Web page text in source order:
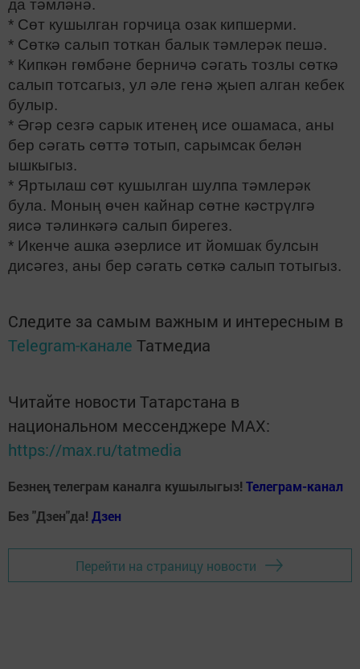
да тәмләнә.
* Сөт кушылган горчица озак кипшерми.
* Сөткә салып тоткан балык тәмлерәк пешә.
* Кипкән гөмбәне берничә сәгать тозлы сөткә
салып тотсагыз, ул әле генә җыеп алган кебек
булыр.
* Әгәр сезгә сарык итенең исе ошамаса, аны
бер сәгать сөттә тотып, сарымсак белән
ышкыгыз.
* Яртылаш сөт кушылган шулпа тәмлерәк
була. Моның өчен кайнар сөтне кәстрүлгә
яисә тәлинкәгә салып бирегез.
* Икенче ашка әзерлисе ит йомшак булсын
дисәгез, аны бер сәгать сөткә салып тотыгыз.
Следите за самым важным и интересным в
Telegram-канале Татмедиа
Читайте новости Татарстана в
национальном мессенджере MАХ:
https://max.ru/tatmedia
Безнең телеграм каналга кушылыгыз! Телеграм-канал
Без "Дзен"да! Дзен
Перейти на страницу новости